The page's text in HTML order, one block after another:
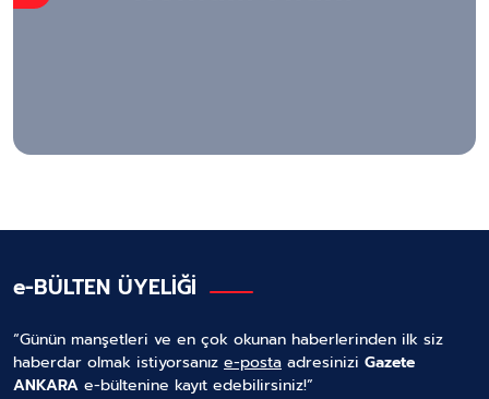
e-BÜLTEN ÜYELİĞİ
“Günün manşetleri ve en çok okunan haberlerinden ilk siz
haberdar olmak istiyorsanız e-posta adresinizi Gazete
ANKARA e-bültenine kayıt edebilirsiniz!”